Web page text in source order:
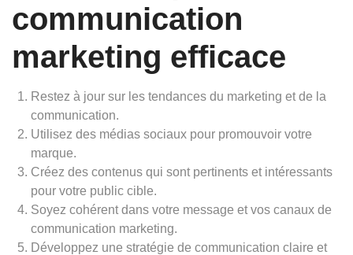
communication
marketing efficace
Restez à jour sur les tendances du marketing et de la
communication.
Utilisez des médias sociaux pour promouvoir votre
marque.
Créez des contenus qui sont pertinents et intéressants
pour votre public cible.
Soyez cohérent dans votre message et vos canaux de
communication marketing.
Développez une stratégie de communication claire et